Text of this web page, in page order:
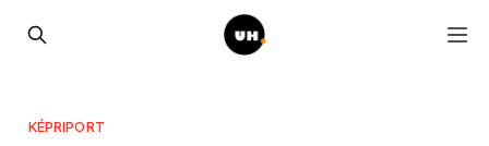
KÉPRIPORT